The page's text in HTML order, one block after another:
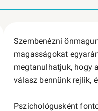
Szembenézni
magasságokat
megtanulhatjuk, hogy
válasz bennünk rejlik,
Pszichológusként